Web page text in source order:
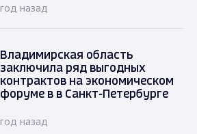
год назад
Владимирская область
заключила ряд выгодных
контрактов на экономическом
форуме в в Санкт-Петербурге
год назад